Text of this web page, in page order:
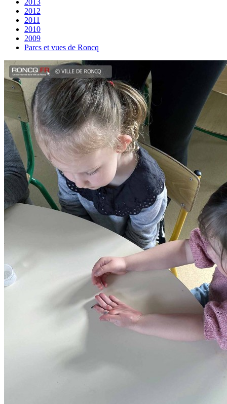
2012
2011
2010
2009
Parcs et vues de Roncq